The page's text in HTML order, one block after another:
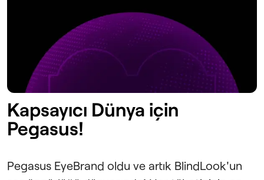
Kapsayıcı Dünya için
Pegasus!
Pegasus EyeBrand oldu ve artık BlindLook'un